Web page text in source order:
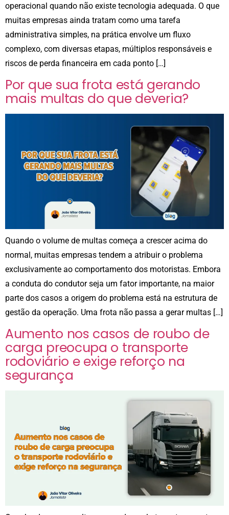
operacional quando não existe tecnologia adequada. O que
muitas empresas ainda tratam como uma tarefa
administrativa simples, na prática envolve um fluxo
complexo, com diversas etapas, múltiplos responsáveis e
riscos de perda financeira em cada ponto […]
Por que sua frota está gerando
mais multas do que deveria?
Quando o volume de multas começa a crescer acima do
normal, muitas empresas tendem a atribuir o problema
exclusivamente ao comportamento dos motoristas. Embora
a conduta do condutor seja um fator importante, na maior
parte dos casos a origem do problema está na estrutura de
gestão da operação. Uma frota não passa a gerar multas […]
Aumento nos casos de roubo de
carga preocupa o transporte
rodoviário e exige reforço na
segurança